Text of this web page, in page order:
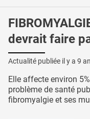
devrait faire
Actualité publiée il y a 9
Elle affecte environ
problème de santé
fibromyalgie et ses